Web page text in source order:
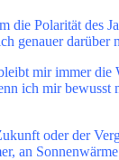
die Polarität des
genauer darüber
mir immer
ich mir
oder der
an